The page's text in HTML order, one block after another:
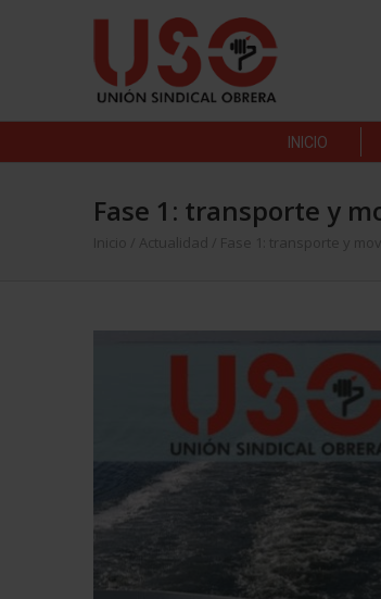
INICIO
Fase 1: transporte y
Inicio Actualidad Fase 1: transporte y